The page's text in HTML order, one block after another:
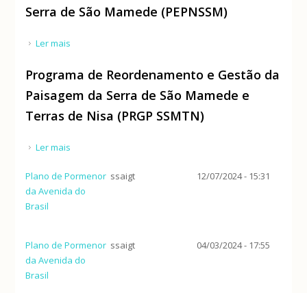
Serra de São Mamede (PEPNSSM)
Ler mais
Programa de Reordenamento e Gestão da
Paisagem da Serra de São Mamede e
Terras de Nisa (PRGP SSMTN)
Ler mais
Nisa (PRGP SSMTN)
Plano de Pormenor
da Avenida do
Brasil
ssaigt 12/07/2024 - 15:31
Plano de Pormenor
da Avenida do
Brasil
ssaigt 04/03/2024 - 17:55